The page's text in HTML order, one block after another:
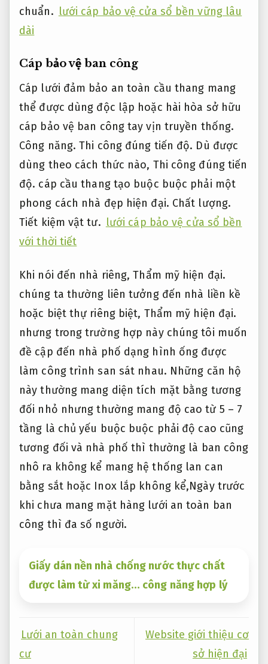
chuẩn. lưới cáp bảo vệ cửa sổ bền vững lâu
dài
Cáp bảo vệ ban công
Cáp lưới đảm bảo an toàn cầu thang mang
thể được dùng độc lập hoặc hài hòa sở hữu
cáp bảo vệ ban công tay vịn truyền thống.
Công năng. Thi công đúng tiến độ. Dù được
dùng theo cách thức nào, Thi công đúng tiến
độ. cáp cầu thang tạo buộc buộc phải một
phong cách nhà đẹp hiện đại. Chất lượng.
Tiết kiệm vật tư. lưới cáp bảo vệ cửa sổ bền
với thời tiết
Khi nói đến nhà riêng,Thẩm mỹ hiện đại.
chúng ta thường liên tưởng đến nhà liền kề
hoặc biệt thự riêng biệt, Thẩm mỹ hiện đại.
nhưng trong trường hợp này chúng tôi muốn
đề cập đến nhà phố dạng hình ống được
làm công trình san sát nhau. Những căn hộ
này thường mang diện tích mặt bằng tương
đối nhỏ nhưng thường mang độ cao từ 5 – 7
tầng là chủ yếu buộc buộc phải độ cao cũng
tương đối và nhà phố thì thường là ban công
nhô ra không kể mang hệ thống lan can
bằng sắt hoặc Inox lắp không kể,Ngày trước
khi chưa mang mặt hàng lưới an toàn ban
công thì đa số người.
Giấy dán nền nhà chống nước thực chất
được làm từ xi măng… công năng hợp lý
Lưới an toàn chung
cư
Website giới thiệu cơ
sở hiện đại